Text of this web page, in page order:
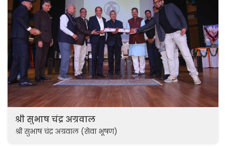
श्री सुभाष चंद्र अग्रवाल
श्री सुभाष चंद्र अग्रवाल (सेवा भूषण)